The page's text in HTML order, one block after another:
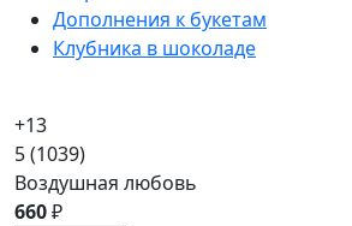
Дополнения к букетам
Клубника в шоколаде
+13
5(1039)
Воздушная любовь
660₽